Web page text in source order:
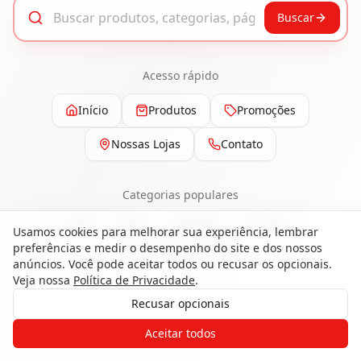
Buscar
Acesso rápido
Início Produtos Promoções
Nossas Lojas Contato
Categorias populares
Pisos
Ferragens
Painéis e Revestimentos
Gostaria de receber o contato de um
de nossos especialistas?
Usamos cookies para melhorar sua experiência, lembrar
preferências e medir o desempenho do site e dos nossos
anúncios. Você pode aceitar todos ou recusar os opcionais.
Veja nossa Política de Privacidade.
Recusar opcionais
Aceitar todos